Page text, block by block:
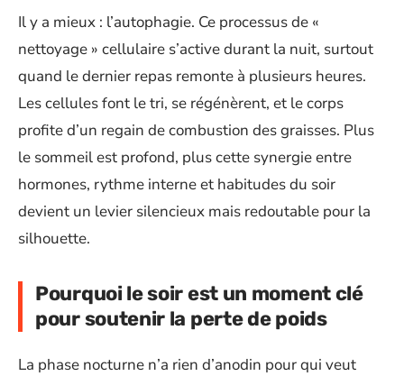
Il y a mieux : l’autophagie. Ce processus de «
nettoyage » cellulaire s’active durant la nuit, surtout
quand le dernier repas remonte à plusieurs heures.
Les cellules font le tri, se régénèrent, et le corps
profite d’un regain de combustion des graisses. Plus
le sommeil est profond, plus cette synergie entre
hormones, rythme interne et habitudes du soir
devient un levier silencieux mais redoutable pour la
silhouette.
Pourquoi le soir est un moment clé
pour soutenir la perte de poids
La phase nocturne n’a rien d’anodin pour qui veut